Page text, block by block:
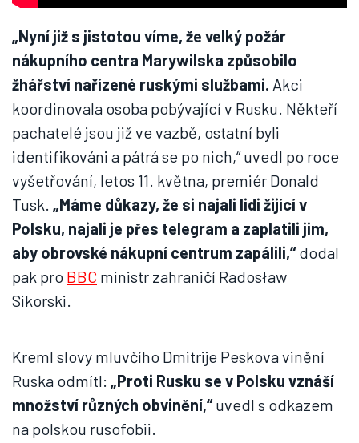
„Nyní již s jistotou víme, že velký požár
nákupního centra Marywilska způsobilo
žhářství nařízené ruskými službami. Akci
koordinovala osoba pobývající v Rusku. Někteří
pachatelé jsou již ve vazbě, ostatní byli
identifikováni a pátrá se po nich,“ uvedl po roce
vyšetřování, letos 11. května, premiér Donald
Tusk. „Máme důkazy, že si najali lidi žijící v
Polsku, najali je přes telegram a zaplatili jim,
aby obrovské nákupní centrum zapálili,“dodal
pak pro BBC ministr zahraničí Radosław
Sikorski.
Kreml slovy mluvčího Dmitrije Peskova vinění
Ruska odmítl: „Proti Rusku se v Polsku vznáší
množství různých obvinění,“uvedl s odkazem
na polskou rusofobii.